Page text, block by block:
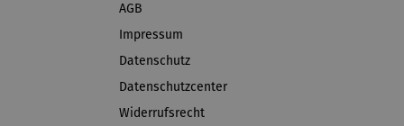
AGB
Impressum
Datenschutz
Datenschutzcenter
Widerrufsrecht